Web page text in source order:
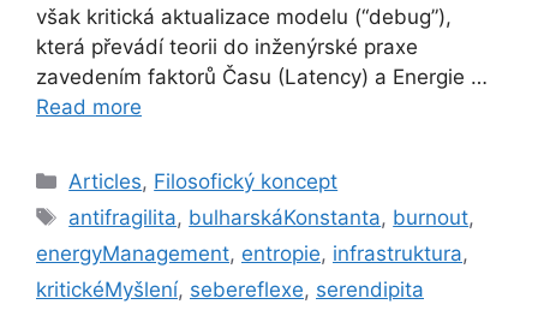
však kritická aktualizace modelu (“debug”),
která převádí teorii do inženýrské praxe
zavedením faktorů Času (Latency) a Energie …
Read more
Categories
Articles, Filosofický koncept
Tags
antifragilita, bulharskáKonstanta, burnout,
energyManagement, entropie, infrastruktura,
kritickéMyšlení, sebereflexe, serendipita